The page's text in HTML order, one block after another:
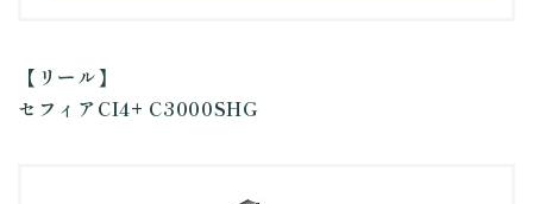
【リール】
セフィアCI4+ C3000SHG